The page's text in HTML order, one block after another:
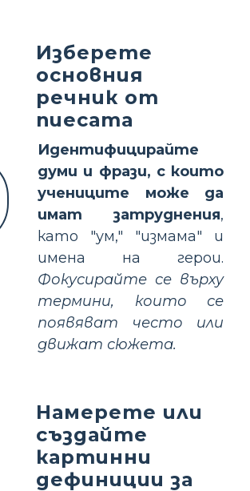
Изберете
основния
речник от
пиесата
Идентифицирайте
думи и фрази, с които
учениците може да
имат затруднения,
като "ум," "измама" и
имена на герои.
Фокусирайте се върху
термини, които се
появяват често или
движат сюжета.
Намерете или
създайте
картинни
дефиниции за